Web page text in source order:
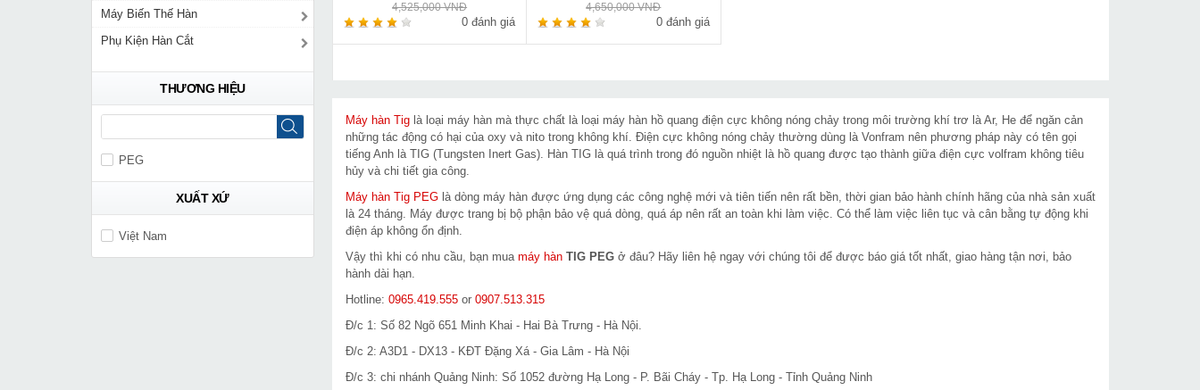
4,525,000 VNĐ
0 đánh giá
4,650,000 VNĐ
0 đánh giá
Máy hàn Tig là loại máy hàn mà thực chất là loại máy hàn hồ quang điện cực không nóng chảy trong môi trường khí trơ là Ar, He để ngăn cản
những tác động có hại của oxy và nito trong không khí. Điện cực không nóng chảy thường dùng là Vonfram nên phương pháp này có tên gọi
tiếng Anh là TIG (Tungsten Inert Gas). Hàn TIG là quá trình trong đó nguồn nhiệt là hồ quang được tạo thành giữa điện cực volfram không tiêu
hủy và chi tiết gia công.
Máy hàn Tig PEG là dòng máy hàn được ứng dụng các công nghệ mới và tiên tiến nên rất bền, thời gian bảo hành chính hãng của nhà sản xuất
là 24 tháng. Máy được trang bị bộ phận bảo vệ quá dòng, quá áp nên rất an toàn khi làm việc. Có thể làm việc liên tục và cân bằng tự động khi
điện áp không ổn định.
Vậy thì khi có nhu cầu, bạn mua máy hàn TIG PEG ở đâu? Hãy liên hệ ngay với chúng tôi để được báo giá tốt nhất, giao hàng tận nơi, bảo
hành dài hạn.
Hotline: 0965.419.555 or 0907.513.315
Đ/c 1: Số 82 Ngõ 651 Minh Khai - Hai Bà Trưng - Hà Nội.
Đ/c 2: A3D1 - DX13 - KĐT Đặng Xá - Gia Lâm - Hà Nội
Đ/c 3: chi nhánh Quảng Ninh: Số 1052 đường Hạ Long - P. Bãi Cháy - Tp. Hạ Long - Tỉnh Quảng Ninh
Máy Biến Thế Hàn
Phụ Kiện Hàn Cắt
THƯƠNG HIỆU
PEG
XUẤT XỨ
Việt Nam